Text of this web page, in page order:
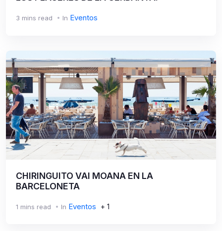
3 mins read In Eventos
CHIRINGUITO VAI MOANA EN LA
BARCELONETA
1 mins read In Eventos + 1